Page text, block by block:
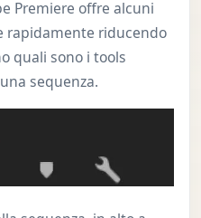
Premiere offre alcuni
rapidamente riducendo
quali sono i tools
sequenza.